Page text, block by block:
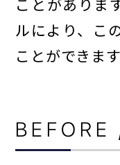
個人情報
ルにより、こ
ことができます
BEFORE